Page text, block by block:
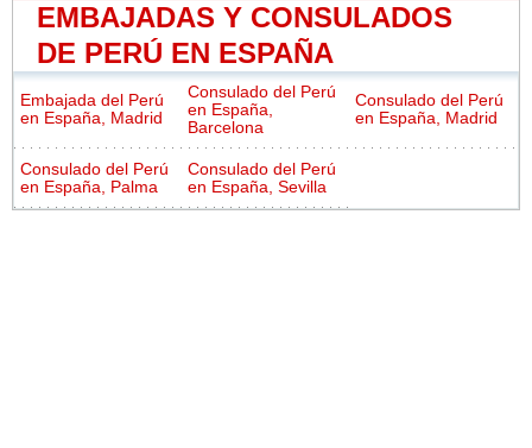
EMBAJADAS Y CONSULADOS
DE PERÚ EN ESPAÑA
Embajada del Perú
en España, Madrid
Consulado del Perú
en España,
Barcelona
Consulado del Perú
en España, Madrid
Consulado del Perú
en España, Palma
Consulado del Perú
en España, Sevilla